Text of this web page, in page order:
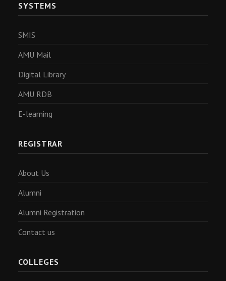
SYSTEMS
SMIS
AMU Mail
Digital Library
AMU RDB
E-learning
REGISTRAR
About Us
Alumni
Alumni Registration
Contact us
COLLEGES